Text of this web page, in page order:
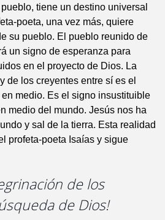
tiene un destino universal
poeta, una vez más, quiere
su pueblo. El pueblo reunido de
un signo de esperanza para
en el proyecto de Dios. La
de los creyentes entre sí es el
medio. Es el signo insustituible
medio del mundo. Jesús nos ha
y sal de la tierra. Esta realidad
profeta-poeta Isaías y sigue
de los
de Dios!